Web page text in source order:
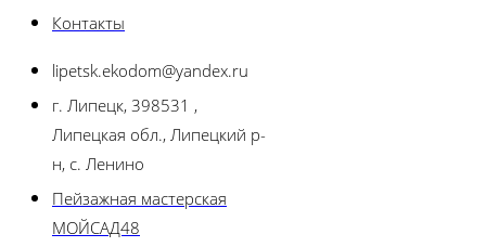
Контакты
lipetsk.ekodom@yandex.ru
г. Липецк, 398531 ,
Липецкая обл., Липецкий р-
н, с. Ленино
Пейзажная мастерская
МОЙСАД48